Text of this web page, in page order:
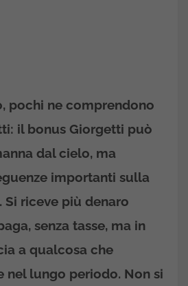
pochi ne comprendono
il bonus Giorgetti può
dal cielo, ma
importanti sulla
Si riceve più denaro
senza tasse, ma in
a qualcosa che
nel lungo periodo. Non si